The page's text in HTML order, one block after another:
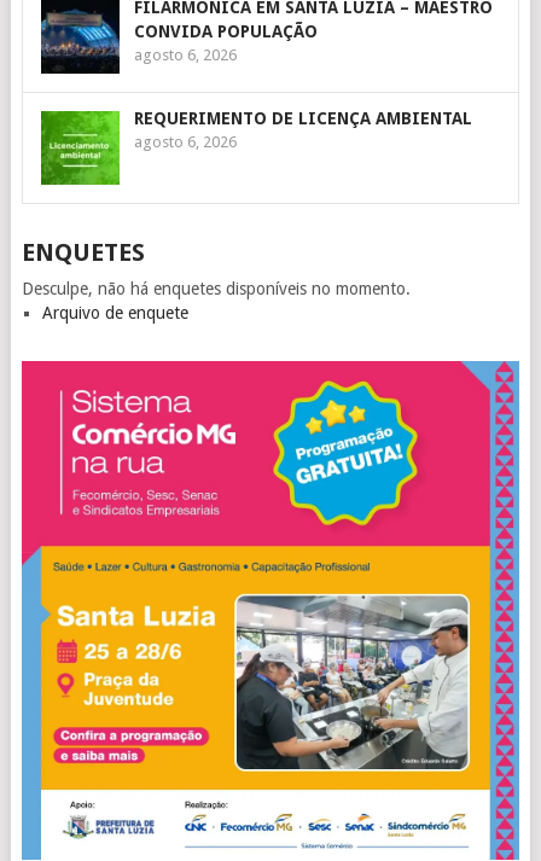
FILARMÔNICA EM SANTA LUZIA – MAESTRO
CONVIDA POPULAÇÃO
agosto 6, 2026
REQUERIMENTO DE LICENÇA AMBIENTAL
agosto 6, 2026
ENQUETES
Desculpe, não há enquetes disponíveis no momento.
Arquivo de enquete